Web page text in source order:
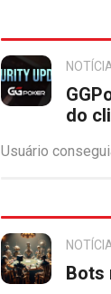
do
Usuário
Bots